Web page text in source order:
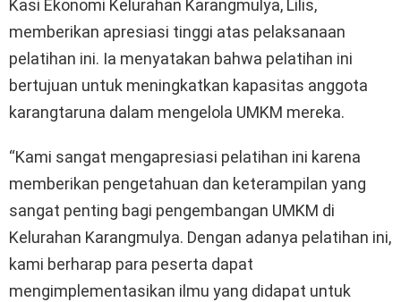
Kasi Ekonomi Kelurahan Karangmulya, Lilis,
memberikan apresiasi tinggi atas pelaksanaan
pelatihan ini. Ia menyatakan bahwa pelatihan ini
bertujuan untuk meningkatkan kapasitas anggota
karangtaruna dalam mengelola UMKM mereka.
“Kami sangat mengapresiasi pelatihan ini karena
memberikan pengetahuan dan keterampilan yang
sangat penting bagi pengembangan UMKM di
Kelurahan Karangmulya. Dengan adanya pelatihan ini,
kami berharap para peserta dapat
mengimplementasikan ilmu yang didapat untuk